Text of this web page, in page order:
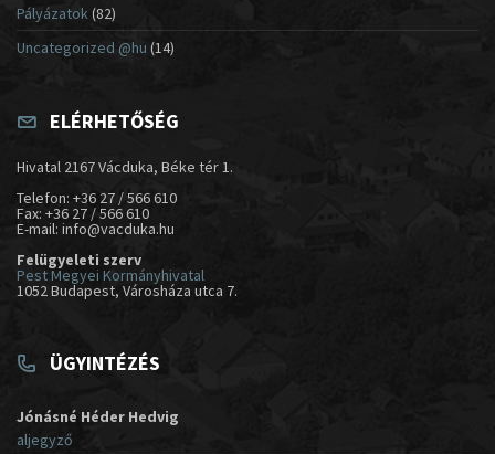
Pályázatok (82)
Uncategorized @hu (14)
ELÉRHETŐSÉG
Hivatal 2167 Vácduka, Béke tér 1.
Telefon: +36 27 / 566 610
Fax: +36 27 / 566 610
E-mail: info@vacduka.hu
Felügyeleti szerv
Pest Megyei Kormányhivatal
1052 Budapest, Városháza utca 7.
ÜGYINTÉZÉS
Jónásné Héder Hedvig
aljegyző